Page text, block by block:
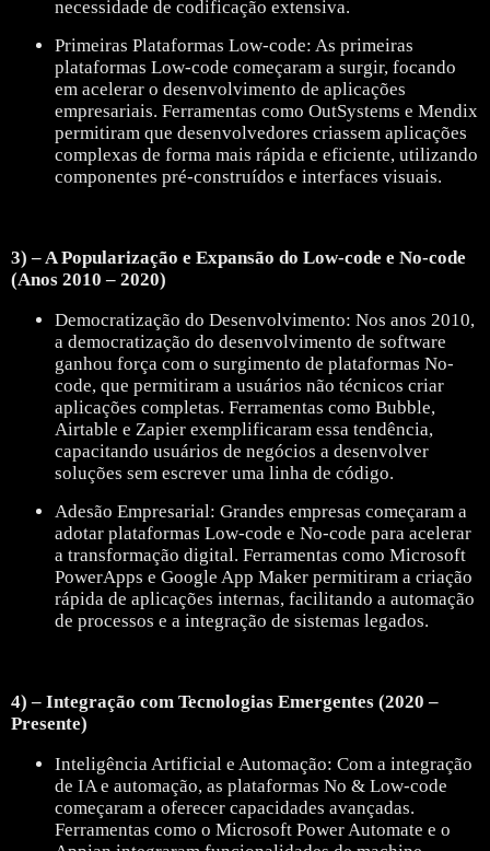
necessidade de codificação extensiva.
Primeiras Plataformas Low-code: As primeiras
plataformas Low-code começaram a surgir, focando
em acelerar o desenvolvimento de aplicações
empresariais. Ferramentas como OutSystems e Mendix
permitiram que desenvolvedores criassem aplicações
complexas de forma mais rápida e eficiente, utilizando
componentes pré-construídos e interfaces visuais.
3) – A Popularização e Expansão do Low-code e No-code
(Anos 2010 – 2020)
Democratização do Desenvolvimento: Nos anos 2010,
a democratização do desenvolvimento de software
ganhou força com o surgimento de plataformas No-
code, que permitiram a usuários não técnicos criar
aplicações completas. Ferramentas como Bubble,
Airtable e Zapier exemplificaram essa tendência,
capacitando usuários de negócios a desenvolver
soluções sem escrever uma linha de código.
Adesão Empresarial: Grandes empresas começaram a
adotar plataformas Low-code e No-code para acelerar
a transformação digital. Ferramentas como Microsoft
PowerApps e Google App Maker permitiram a criação
rápida de aplicações internas, facilitando a automação
de processos e a integração de sistemas legados.
4) – Integração com Tecnologias Emergentes (2020 –
Presente)
Inteligência Artificial e Automação: Com a integração
de IA e automação, as plataformas No & Low-code
começaram a oferecer capacidades avançadas.
Ferramentas como o Microsoft Power Automate e o